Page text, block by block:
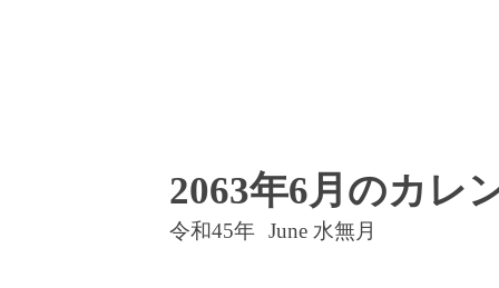
2063年6月のカレ
令和45年 June 水無月